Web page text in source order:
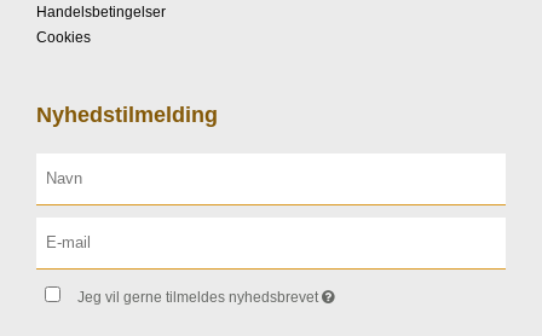
Handelsbetingelser
Cookies
Nyhedstilmelding
Jeg vil gerne tilmeldes nyhedsbrevet